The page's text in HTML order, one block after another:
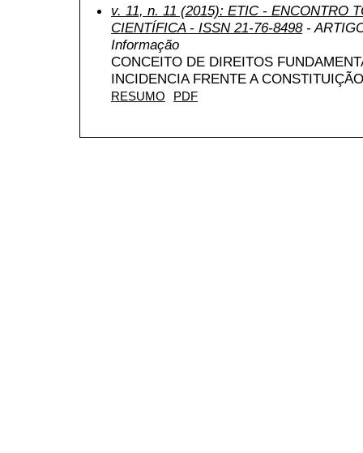
v. 11, n. 11 (2015): ETIC - ENCONTRO
CIENTÍFICA - ISSN 21-76-8498-
Informação
CONCEITO DE DIREITOS
INCIDENCIA FRENTE A
RESUMO PDF